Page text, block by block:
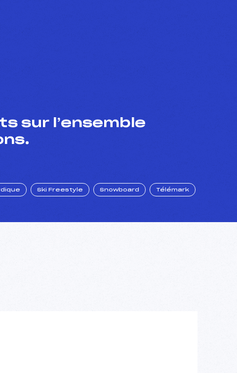
sur l’ensemble
Ski Freestyle Snowboard Télémark